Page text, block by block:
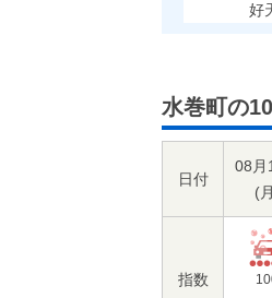
好
水巻町の
日付
08月
(月
指数